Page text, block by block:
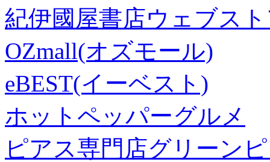
紀伊國屋書店ウェブス
OZmall(オズモール)
eBEST(イーベスト)
ホットペッパーグルメ
ピアス専門店グリーン